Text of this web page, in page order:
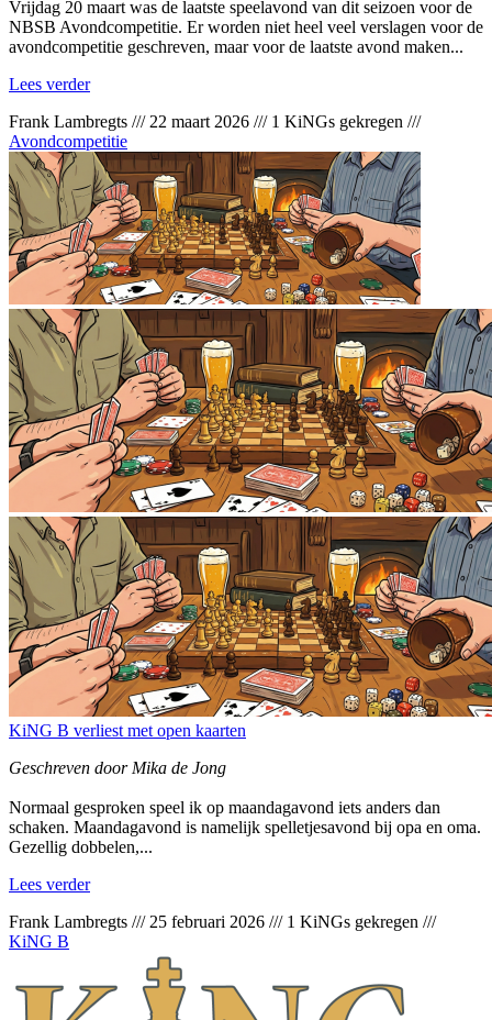
Vrijdag 20 maart was de laatste speelavond van dit seizoen voor de
NBSB Avondcompetitie. Er worden niet heel veel verslagen voor de
avondcompetitie geschreven, maar voor de laatste avond maken...
Lees verder
Frank Lambregts /// 22 maart 2026 /// 1 KiNGs gekregen ///
Avondcompetitie
KiNG B verliest met open kaarten
Geschreven door Mika de Jong
Normaal gesproken speel ik op maandagavond iets anders dan
schaken. Maandagavond is namelijk spelletjesavond bij opa en oma.
Gezellig dobbelen,...
Lees verder
Frank Lambregts /// 25 februari 2026 /// 1 KiNGs gekregen ///
KiNG B